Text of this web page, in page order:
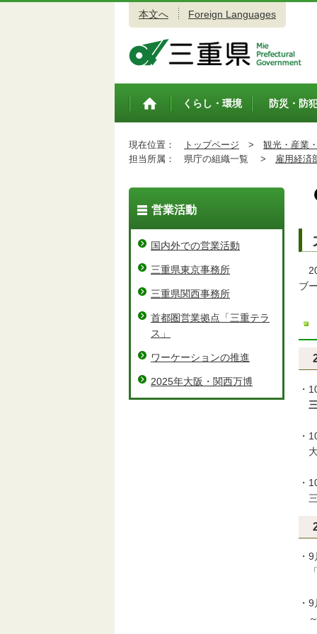
本文へ Foreign Languages
トップペ
くらし・環境 防災・防
現在位置： トップページ > 観光・産業
担当所属：
県庁の組織一覧 > 雇用経済
ブ
・
三
・
大
・
三
・
「
・
～
営業活動
国内外での営業活動
三重県東京事務所
三重県関西事務所
首都圏営業拠点「三重テラ
ス」
ワーケーションの推進
2025年大阪・関西万博